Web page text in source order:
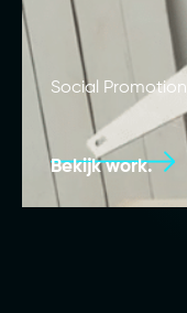
Social Promotion
Bekijk work.